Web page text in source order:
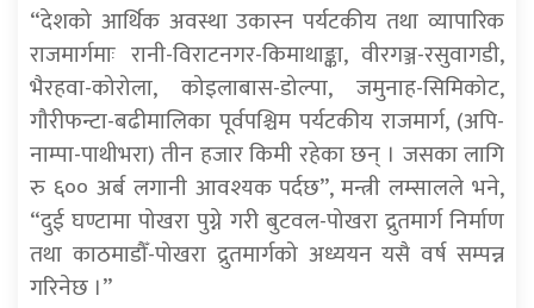
“देशको आर्थिक अवस्था उकास्न पर्यटकीय तथा व्यापारिक
राजमार्गमाः रानी-विराटनगर-किमाथाङ्का, वीरगञ्ज-रसुवागडी,
भैरहवा-कोरोला, कोइलाबास-डोल्पा, जमुनाह-सिमिकोट,
गौरीफन्टा-बढीमालिका पूर्वपश्चिम पर्यटकीय राजमार्ग, (अपि-
नाम्पा-पाथीभरा) तीन हजार किमी रहेका छन् । जसका लागि
रु ६०० अर्ब लगानी आवश्यक पर्दछ”, मन्त्री लम्सालले भने,
“दुई घण्टामा पोखरा पुग्ने गरी बुटवल-पोखरा द्रुतमार्ग निर्माण
तथा काठमाडौँ-पोखरा द्रुतमार्गको अध्ययन यसै वर्ष सम्पन्न
गरिनेछ ।”